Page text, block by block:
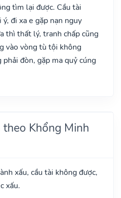
tìm lại được. Cầu tài
đi xa e gặp nạn nguy
thì thất lý, tranh chấp cũng
vào vòng tù tội không
đòn, gặp ma quỷ cúng
Khổng Minh
xấu, cầu tài không được,
xấu.